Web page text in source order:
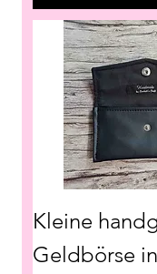
Kleine
Geldbörse